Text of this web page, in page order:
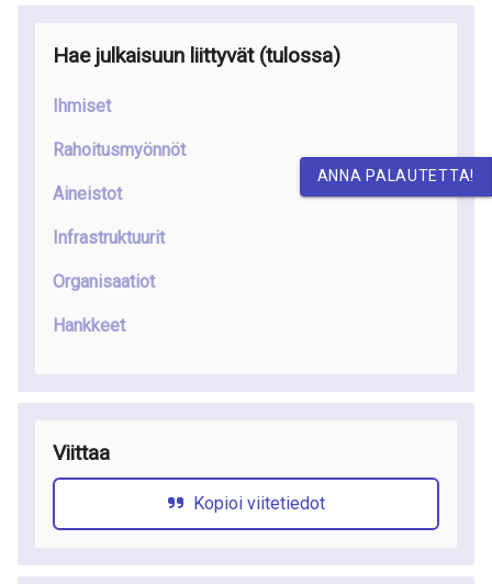
Hae julkaisuun liittyvät(tulossa)
Ihmiset
Rahoitusmyönnöt
Aineistot
Infrastruktuurit
Organisaatiot
Hankkeet
Viittaa
Kopioi viitetiedot
ANNA PALAUTETTA!